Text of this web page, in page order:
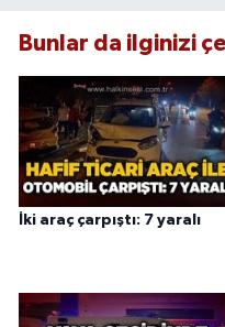
Bunlar da ilginizi
İki araç çarpıştı: 7 yaralı